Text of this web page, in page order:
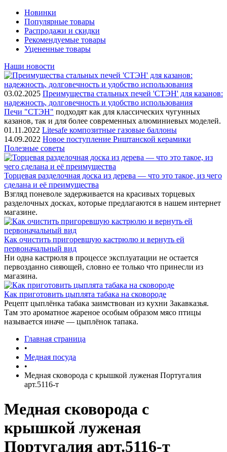
Новинки
Популярные товары
Распродажи и скидки
Рекомендуемые товары
Уцененные товары
Наши новости
03.02.2025 Преимущества стальных печей 'СТЭН' для казанов:
надежность, долговечность и удобство использования
Печи "СТЭН" подходят как для классических чугунных
казанов, так и для более современных алюминиевых моделей.
01.11.2022 Litesafe композитные газовые баллоны
14.09.2022 Новое поступление Риштанской керамики
Полезные советы
Торцевая разделочная доска из дерева — что это такое, из чего
сделана и её преимущества
Взгляд поневоле задерживается на красивых торцевых
разделочных досках, которые предлагаются в нашем интернет
магазине.
Как очистить пригоревшую кастрюлю и вернуть ей
первоначальный вид
Ни одна кастрюля в процессе эксплуатации не остается
первозданно сияющей, словно ее только что принесли из
магазина.
Как приготовить цыплята табака на сковороде
Рецепт цыплёнка табака заимствован из кухни Закавказья.
Там это ароматное жареное особым образом мясо птицы
называется иначе — цыплёнок тапака.
Главная страница
•
Медная посуда
•
Медная сковорода с крышкой луженая Португалия
арт.5116-т
Медная сковорода с
крышкой луженая
Португалия арт.5116-т